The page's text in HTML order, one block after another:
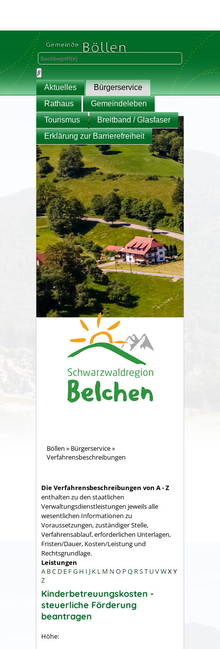
Aktuelles
Bürgerservice
Rathaus
Gemeindeleben
Tourismus
Breitband / Glasfaser
Erklärung zur Barrierefreiheit
Böllen » Bürgerservice»
Verfahrensbeschreibungen
Die Verfahrensbeschreibungen von A - Z
enthalten zu den staatlichen
Verwaltungsdienstleistungen jeweils alle
wesentlichen Informationen zu
Voraussetzungen, zuständiger Stelle,
Verfahrensablauf, erforderlichen Unterlagen,
Fristen/Dauer, Kosten/Leistung und
Rechtsgrundlage.
Leistungen
A BC D E FG H I J K L M N O P Q RST UVWX Y
Z
Kinderbetreuungskosten -
steuerliche Förderung
beantragen
Höhe: